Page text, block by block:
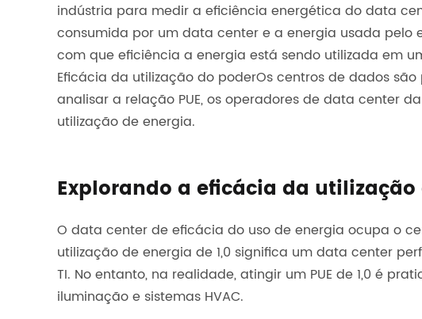
indústria para medir a eficiência energética do data
consumida por um data center e a energia usada pelo
com que eficiência a energia está sendo utilizada em
Eficácia da utilização do poderOs centros de dados
analisar a relação PUE, os operadores de data center
utilização de energia.
Explorando a eficácia da
O data center de eficácia do uso de energia ocupa o
utilização de energia de 1,0 significa um data center
TI. No entanto, na realidade, atingir um PUE de 1,0 é
iluminação e sistemas HVAC.